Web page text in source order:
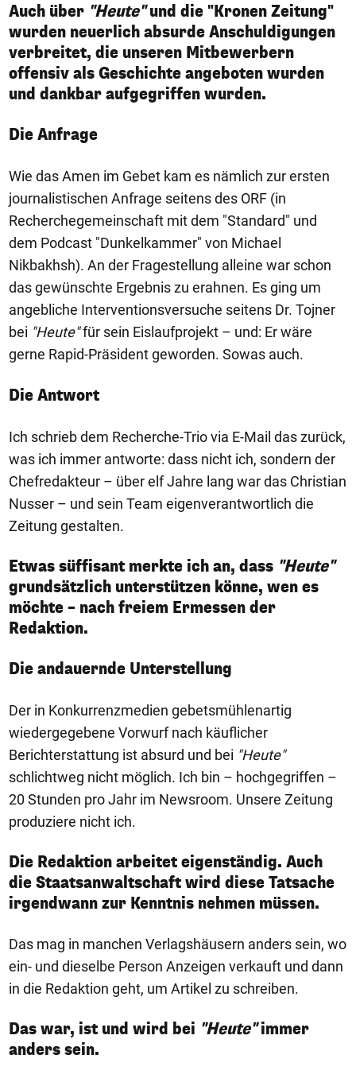
Auch über "Heute"und die "Kronen Zeitung"
wurden neuerlich absurde Anschuldigungen
verbreitet, die unseren Mitbewerbern
offensiv als Geschichte angeboten wurden
und dankbar aufgegriffen wurden.
Die Anfrage
Wie das Amen im Gebet kam es nämlich zur ersten
journalistischen Anfrage seitens des ORF (in
Recherchegemeinschaft mit dem "Standard" und
dem Podcast "Dunkelkammer" von Michael
Nikbakhsh). An der Fragestellung alleine war schon
das gewünschte Ergebnis zu erahnen. Es ging um
angebliche Interventionsversuche seitens Dr. Tojner
bei "Heute"für sein Eislaufprojekt – und: Er wäre
gerne Rapid-Präsident geworden. Sowas auch.
Die Antwort
Ich schrieb dem Recherche-Trio via E-Mail das zurück,
was ich immer antworte: dass nicht ich, sondern der
Chefredakteur – über elf Jahre lang war das Christian
Nusser – und sein Team eigenverantwortlich die
Zeitung gestalten.
Etwas süffisant merkte ich an, dass "Heute"
grundsätzlich unterstützen könne, wen es
möchte – nach freiem Ermessen der
Redaktion.
Die andauernde Unterstellung
Der in Konkurrenzmedien gebetsmühlenartig
wiedergegebene Vorwurf nach käuflicher
Berichterstattung ist absurd und bei "Heute"
schlichtweg nicht möglich. Ich bin – hochgegriffen –
20 Stunden pro Jahr im Newsroom. Unsere Zeitung
produziere nicht ich.
Die Redaktion arbeitet eigenständig. Auch
die Staatsanwaltschaft wird diese Tatsache
irgendwann zur Kenntnis nehmen müssen.
Das mag in manchen Verlagshäusern anders sein, wo
ein- und dieselbe Person Anzeigen verkauft und dann
in die Redaktion geht, um Artikel zu schreiben.
Das war, ist und wird bei "Heute"immer
anders sein.